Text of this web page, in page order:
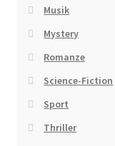
Musik
Mystery
Romanze
Science-Fiction
Sport
Thriller